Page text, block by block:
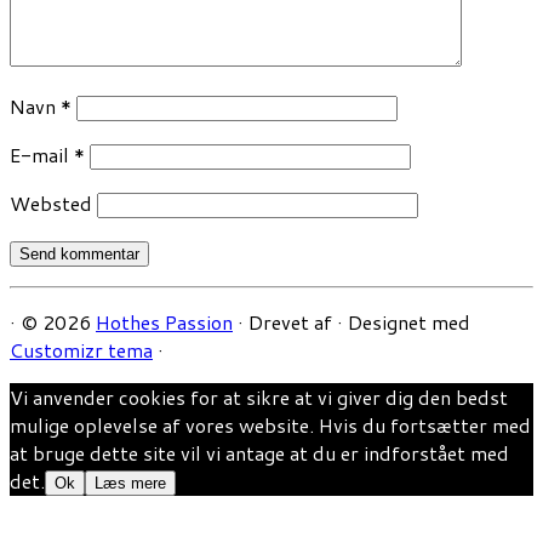
Navn *
E-mail *
Websted
· © 2026 Hothes Passion · Drevet af · Designet med
Customizr tema ·
Vi anvender cookies for at sikre at vi giver dig den bedst
mulige oplevelse af vores website. Hvis du fortsætter med
at bruge dette site vil vi antage at du er indforstået med
det. Ok Læs mere